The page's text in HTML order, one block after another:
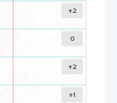
+2
0
+2
+1